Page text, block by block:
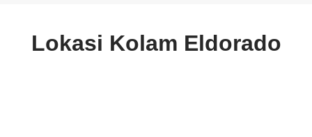
Lokasi Kolam Eldorado